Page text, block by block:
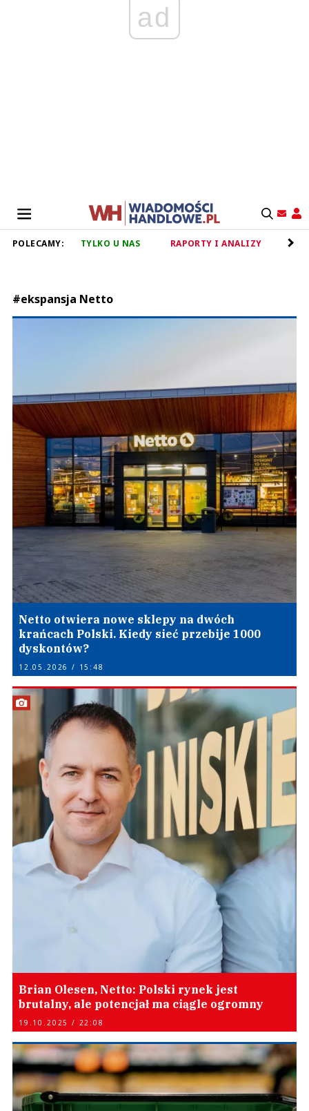
ad
POLECAMY: TYLKO U NAS RAPORTY I ANALIZY
#ekspansja Netto
Netto otwiera nowe sklepy na dwóch
krańcach Polski. Kiedy sieć przebije 1000
dyskontów?
12.05.2026 / 15:48
Brian Olesen, Netto: Polski rynek jest
brutalny, ale potencjał ma ciągle ogromny
19.10.2025 / 22:08